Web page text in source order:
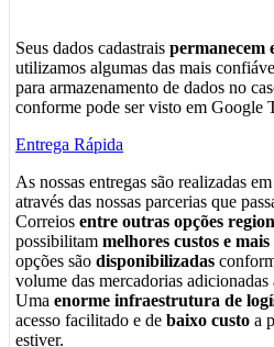
Seus dados cadastrais permanecem
utilizamos algumas das mais
para armazenamento de dados no
conforme pode ser visto em Google
Entrega Rápida
As nossas entregas são realizadas em
através das nossas parcerias que
Correios entre outras opções
possibilitam melhores custos e
opções são disponibilizadas
volume das mercadorias adicionadas
Uma enorme infraestrutura de
acesso facilitado e de baixo custo a
estiver.